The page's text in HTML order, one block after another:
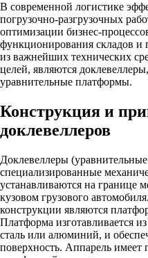
В современной логистике
погрузочно-разгрузочных
оптимизации бизнес-
функционирования складов
из важнейших технических
целей, являются
уравнительные платформы.
Конструкция и
доклевеллеров
Доклевеллеры
специализированные
устанавливаются на границе
кузовом грузового
конструкции являются
Платформа изготавливается
сталь или алюминий, и
поверхность. Аппарель имеет